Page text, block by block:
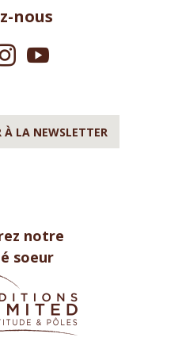
nous
À LA NEWSLETTER
notre
soeur